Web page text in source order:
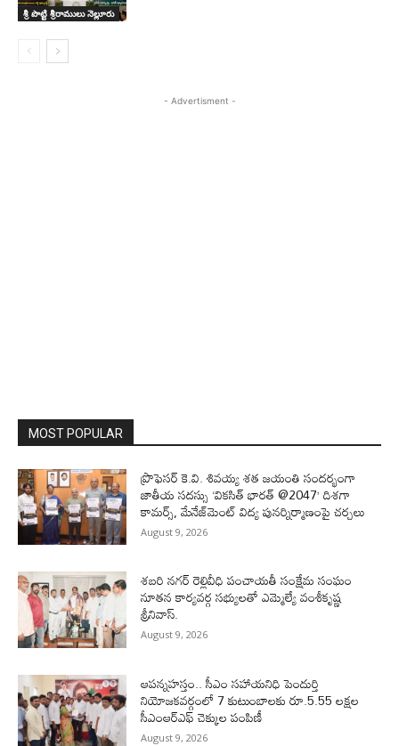
శ్రీ పొట్టి శ్రీరాములు నెల్లూరు
- Advertisment -
MOST POPULAR
ప్రొఫెసర్‌ కె.వి. శివయ్య శత జయంతి సందర్భంగా
జాతీయ సదస్సు ‘వికసిత్‌ భారత్‌ @2047’ దిశగా
కామర్స్‌, మేనేజ్‌మెంట్‌ విద్య పునర్నిర్మాణంపై చర్చలు
August 9, 2026
శబరి నగర్ రెల్లివీధి పంచాయతీ సంక్షేమ సంఘం
నూతన కార్యవర్గ సభ్యులతో ఎమ్మెల్యే వంశీకృష్ణ
శ్రీనివాస్.
August 9, 2026
ఆపన్నహస్తం.. సీఎం సహాయనిధి పెందుర్తి
నియోజకవర్గంలో 7 కుటుంబాలకు రూ.5.55 లక్షల
సీఎంఆర్‌ఎఫ్ చెక్కుల పంపిణీ
August 9, 2026